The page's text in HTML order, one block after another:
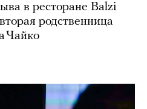
в ресторане Balzi
родственница
Чайко